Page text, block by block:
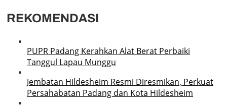
REKOMENDASI
PUPR Padang Kerahkan Alat Berat Perbaiki
Tanggul Lapau Munggu
Jembatan Hildesheim Resmi Diresmikan, Perkuat
Persahabatan Padang dan Kota Hildesheim